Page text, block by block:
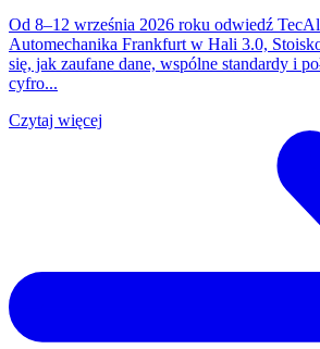
Od 8–12 września 2026 roku odwiedź
Automechanika Frankfurt w Hali 3.0,
się, jak zaufane dane, wspólne standardy i
cyfro...
Czytaj więcej